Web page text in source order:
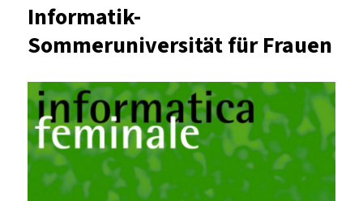
Informatik-
Sommeruniversität für Frauen